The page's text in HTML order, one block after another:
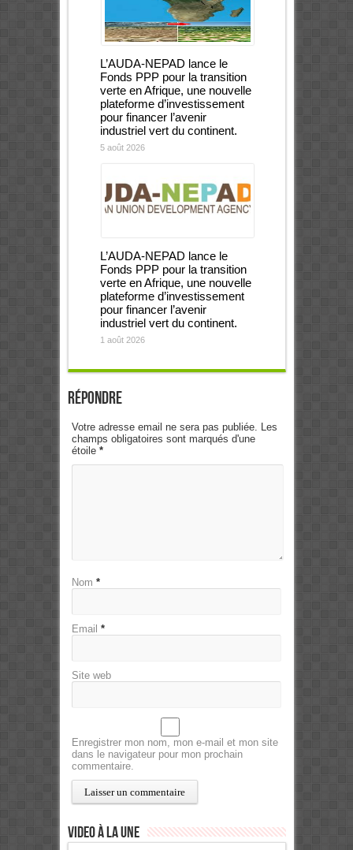
L’AUDA-NEPAD lance le
Fonds PPP pour la transition
verte en Afrique, une nouvelle
plateforme d’investissement
pour financer l’avenir
industriel vert du continent.
5 août 2026
L’AUDA-NEPAD lance le
Fonds PPP pour la transition
verte en Afrique, une nouvelle
plateforme d’investissement
pour financer l’avenir
industriel vert du continent.
1 août 2026
Répondre
Votre adresse email ne sera pas publiée. Les
champs obligatoires sont marqués d'une
étoile *
Nom *
Email *
Site web
Enregistrer mon nom, mon e-mail et mon site
dans le navigateur pour mon prochain
commentaire.
Video à la Une